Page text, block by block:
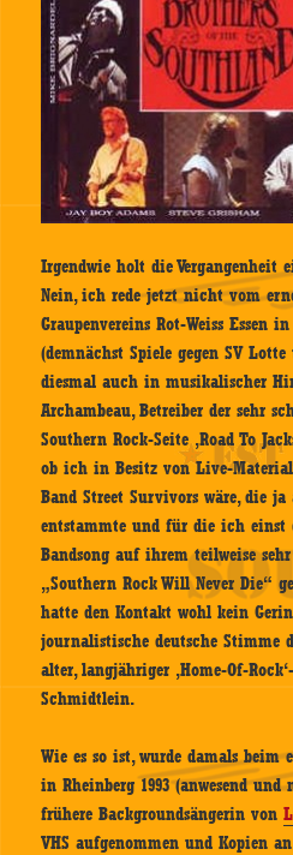
Irgendwie holt die Vergangenheit
Nein, ich rede jetzt nicht vom
Graupenvereins Rot-Weiss Essen
(demnächst Spiele gegen SV
diesmal auch in musikalischer
Archambeau, Betreiber der sehr
Southern Rock-Seite ‚Road To
ob ich in Besitz von Live-
Band Street Survivors wäre, die
entstammte und für die ich einst
Bandsong auf ihrem teilweise
„Southern Rock Will Never Die“
hatte den Kontakt wohl kein
journalistische deutsche Stimme
alter, langjähriger ‚Home-Of-
Schmidtlein.
Wie es so ist, wurde damals beim
in Rheinberg 1993 (anwesend
frühere Backgroundsängerin von
VHS aufgenommen und Kopien